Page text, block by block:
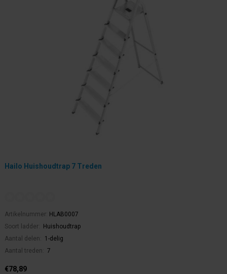
Hailo Huishoudtrap 7 Treden
Artikelnummer: HLAB0007
Soort ladder:
Huishoudtrap
Aantal delen:
1-delig
Aantal treden:
7
€78,89